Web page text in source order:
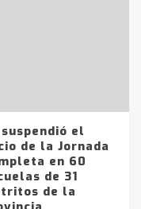
suspendió el
de la Jornada
en 60
de 31
de la